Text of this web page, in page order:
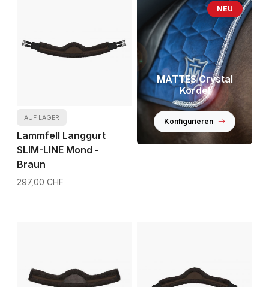
AUF LAGER
Lammfell Langgurt
SLIM-LINE Mond -
Braun
297,00 CHF
NEU
MATTES Crystal
Kordel
Konfigurieren